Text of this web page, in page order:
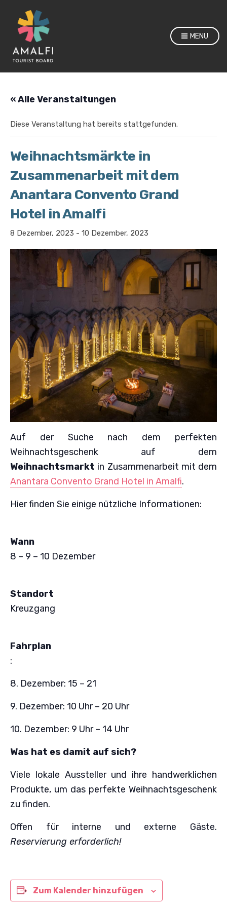
MENU
« Alle Veranstaltungen
Diese Veranstaltung hat bereits stattgefunden.
Weihnachtsmärkte in
Zusammenarbeit mit dem
Anantara Convento Grand
Hotel in Amalfi
8 Dezember, 2023 - 10 Dezember, 2023
Auf der Suche nach dem perfekten
Weihnachtsgeschenk auf dem
Weihnachtsmarkt in Zusammenarbeit mit dem
Anantara Convento Grand Hotel in Amalfi.
Hier finden Sie einige nützliche Informationen:
Wann
8 – 9 – 10 Dezember
Standort
Kreuzgang
Fahrplan
:
8. Dezember: 15 – 21
9. Dezember: 10 Uhr – 20 Uhr
10. Dezember: 9 Uhr – 14 Uhr
Was hat es damit auf sich?
Viele lokale Aussteller und ihre handwerklichen
Produkte, um das perfekte Weihnachtsgeschenk
zu finden.
Offen für interne und externe Gäste.
Reservierung erforderlich!
Zum Kalender hinzufügen